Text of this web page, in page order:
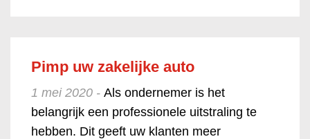
Pimp uw zakelijke auto
1 mei 2020 - Als ondernemer is het
belangrijk een professionele uitstraling te
hebben. Dit geeft uw klanten meer